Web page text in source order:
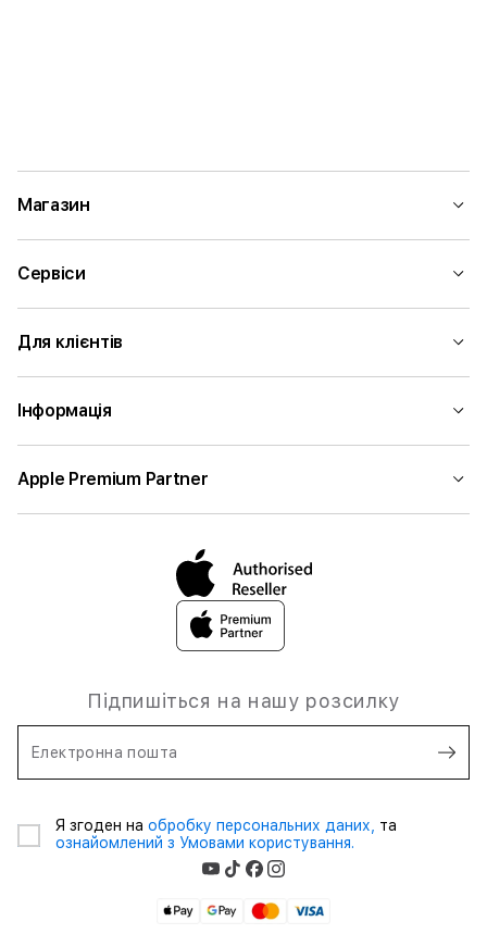
Магазин
Сервіси
Для клієнтів
Інформація
Apple Premium Partner
Підпишіться на нашу розсилку
Електронна пошта
Я згоден на обробку персональних даних, та
ознайомлений з Умовами користування.